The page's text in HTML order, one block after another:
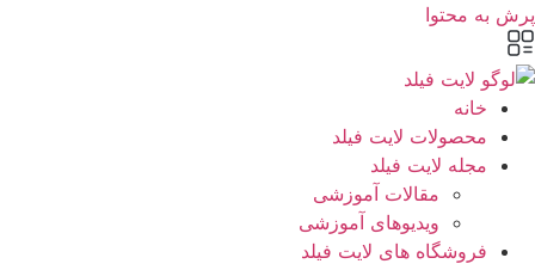
پرش به محتوا
خانه
محصولات لایت فیلد
مجله لایت فیلد
مقالات آموزشی
ویدیوهای آموزشی
فروشگاه های لایت فیلد